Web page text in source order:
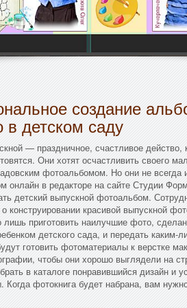
создание
в детском саду
— праздничное, счастливое
Они хотят осчастливить своего
фотоальбомом. Но они не всегда
онлайн в редакторе на сайте Студии
детский выпускной фотоальбом.
о конструировании красивой выпускной
приготовить наилучшие фото,
детского сада, и передать каким-
готовить фотоматериалы к верстке
чтобы они хорошо выглядели на
в каталоге понравившийся дизайн и
Когда фотокнига будет набрана, вам